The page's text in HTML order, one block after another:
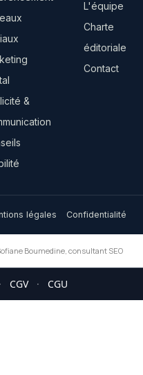
&
L'équipe
Charte
éditoriale
Contact
légales Confidentialité
Boumedine, consultant SEO
· CGV · CGU